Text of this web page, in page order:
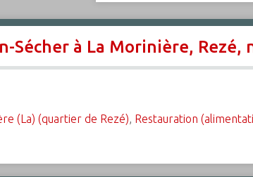
à La Morinière, Rezé,
(La) (quartier de Rezé), Restauration